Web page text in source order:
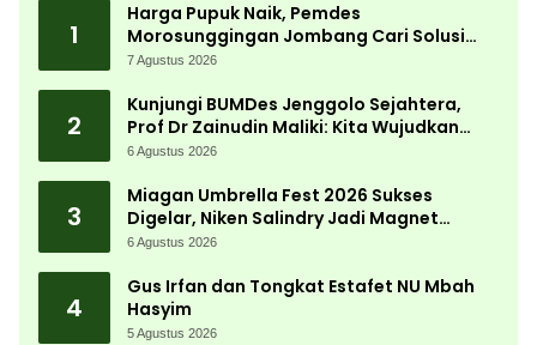
1
Harga Pupuk Naik, Pemdes
Morosunggingan Jombang Cari Solusi
Lewat Kajian Akademik
7 Agustus 2026
2
Kunjungi BUMDes Jenggolo Sejahtera,
Prof Dr Zainudin Maliki: Kita Wujudkan
Kemandirian Ekonomi dengan Potensi
6 Agustus 2026
3
Miagan Umbrella Fest 2026 Sukses
Digelar, Niken Salindry Jadi Magnet
Ribuan Pengunjung
6 Agustus 2026
4
Gus Irfan dan Tongkat Estafet NU Mbah
Hasyim
5 Agustus 2026